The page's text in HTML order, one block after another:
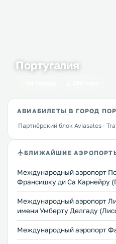
Португалия
АВИАБИЛЕТЫ В ГОРОД
Партнёрский блок Aviasales ·
БЛИЖАЙШИЕ
Международный аэропорт
Франсишку ди Са Карнейру
Международный аэропорт
имени Умберту Делгаду
Международный аэропорт